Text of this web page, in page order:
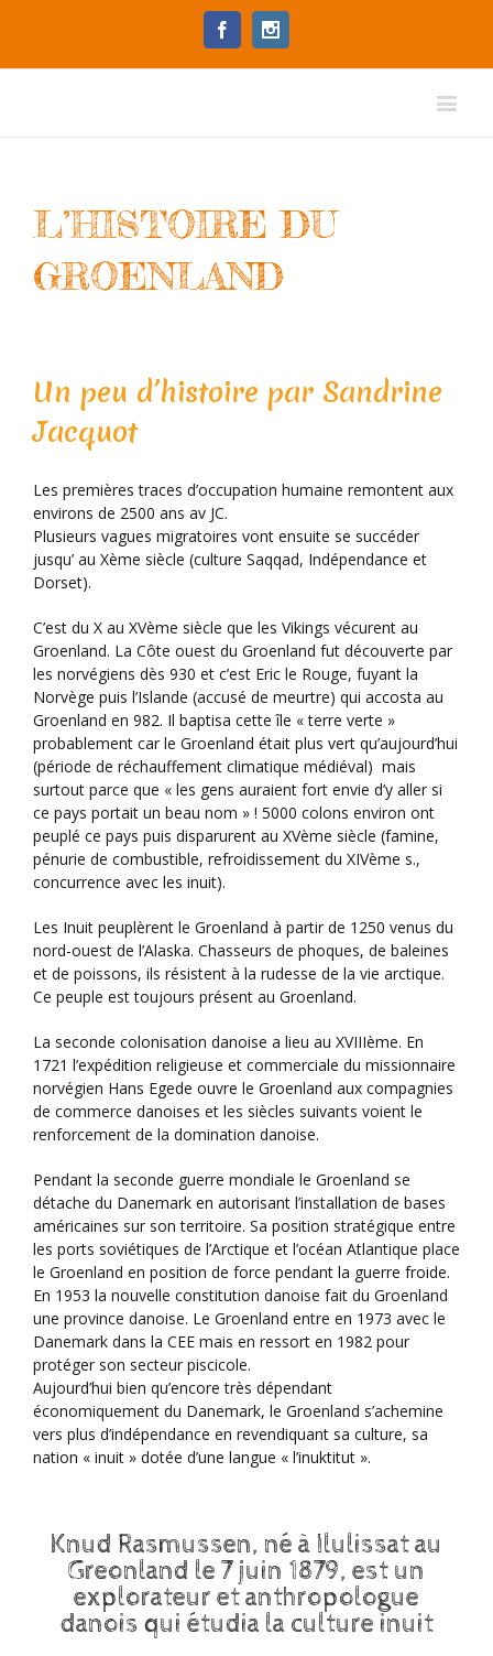
Facebook
L’HISTOIRE DU
GROENLAND
Un peu d’histoire par Sandrine
Jacquot
Les premières traces d’occupation humaine remontent aux
environs de 2500 ans av JC.
Plusieurs vagues migratoires vont ensuite se succéder
jusqu’ au Xème siècle (culture Saqqad, Indépendance et
Dorset).
C’est du X au XVème siècle que les Vikings vécurent au
Groenland. La Côte ouest du Groenland fut découverte par
les norvégiens dès 930 et c’est Eric le Rouge, fuyant la
Norvège puis l’Islande (accusé de meurtre) qui accosta au
Groenland en 982. Il baptisa cette île « terre verte »
probablement car le Groenland était plus vert qu’aujourd’hui
(période de réchauffement climatique médiéval) mais
surtout parce que « les gens auraient fort envie d’y aller si
ce pays portait un beau nom » ! 5000 colons environ ont
peuplé ce pays puis disparurent au XVème siècle (famine,
pénurie de combustible, refroidissement du XIVème s.,
concurrence avec les inuit).
Les Inuit peuplèrent le Groenland à partir de 1250 venus du
nord-ouest de l’Alaska. Chasseurs de phoques, de baleines
et de poissons, ils résistent à la rudesse de la vie arctique.
Ce peuple est toujours présent au Groenland.
La seconde colonisation danoise a lieu au XVIIIème. En
1721 l’expédition religieuse et commerciale du missionnaire
norvégien Hans Egede ouvre le Groenland aux compagnies
de commerce danoises et les siècles suivants voient le
renforcement de la domination danoise.
Pendant la seconde guerre mondiale le Groenland se
détache du Danemark en autorisant l’installation de bases
américaines sur son territoire. Sa position stratégique entre
les ports soviétiques de l’Arctique et l’océan Atlantique place
le Groenland en position de force pendant la guerre froide.
En 1953 la nouvelle constitution danoise fait du Groenland
une province danoise. Le Groenland entre en 1973 avec le
Danemark dans la CEE mais en ressort en 1982 pour
protéger son secteur piscicole.
Aujourd’hui bien qu’encore très dépendant
économiquement du Danemark, le Groenland s’achemine
vers plus d’indépendance en revendiquant sa culture, sa
nation « inuit » dotée d’une langue « l’inuktitut ».
Knud Rasmussen, né à Ilulissat au
Greonland le 7 juin 1879, est un
explorateur et anthropologue
danois qui étudia la culture inuit